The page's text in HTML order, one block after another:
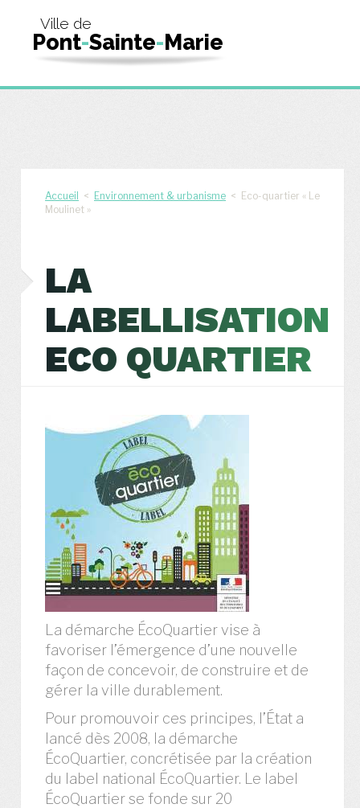
Ville de
Pont-Sainte-Marie
Accueil < Environnement & urbanisme < Eco-quartier « Le
Moulinet »
LA
LABELLISATION
ECO QUARTIER
La démarche ÉcoQuartier vise à
favoriser l’émergence d’une nouvelle
façon de concevoir, de construire et de
gérer la ville durablement.
Pour promouvoir ces principes, l’État a
lancé dès 2008, la démarche
ÉcoQuartier, concrétisée par la création
du label national ÉcoQuartier. Le label
ÉcoQuartier se fonde sur 20